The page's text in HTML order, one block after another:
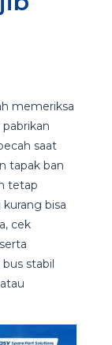
memeriksa
saat
tapak ban
tetap
bisa
cek
stabil